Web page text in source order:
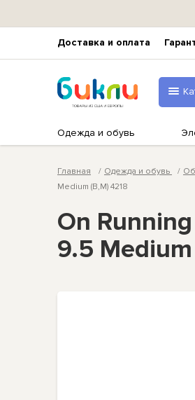
Доставка и оплата
Одежда и обувь
Главная Одежда и обувь
Medium (B,M) 4218
On
9.5